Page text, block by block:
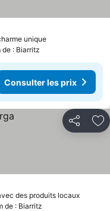
unique
de : Biarritz
Consulter les prix
Partager
des produits locaux
de : Biarritz